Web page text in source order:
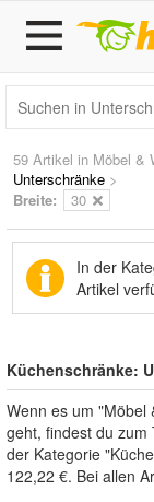
59 Artikel in Möbel &
Unterschränke >
Breite:
30
In der
Artikel
Küchenschränke:
Wenn es um "Möbel
geht, findest du zum
der Kategorie
122,22 €. Bei allen